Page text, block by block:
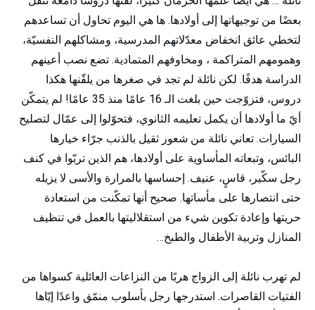
بعضًا من توجيهاتها إلى أولادها. ها هي اليوم تحاول أن تساعدهم
لتخطي عائق انخفاض معدّلاتهم المدرسية، ومشاكلهم النفسيّة،
وهمومهم المتراكمة ، ومخاوفهم المتمادية. تضع نصب أعينهم
الدراسة هدفًا. لكن نائلة لم تجد في صغرها من يلقّنها هكذا
دروس، فتزوّجت حين بلغت الـ 16 عامًا منذ 35 عامًا! لم يتمكّن
أيّ ما أولادها أن يكمل تعليمه الثانوي، فتحوّلوا إلى عمّال لتصليح
السيارات. تعاني نائلة من شعور ثقيل بالذنب جرّاء خيارها
البائس، وتبعاته المأساوية على أولادها، هم الذين تربّوا في كنف
رجل سكّير، قاسٍ، عنيف. إحساسها بالمرارة والأسى لا يزيله
حتى انتصارها على مأساتها. صحيح أنها تمكّنت من استعادة
حريتها وإعادة تكوين شيء من استقلاليتها بالعمل في تنظيف
المنازل وتربية الأطفال والطبخ…
لم تهرب نائلة إلى الزواج هربًا من النزاعات العائلية كسواها من
الفتيات القاصرات. استدرجها رجل بأسلوب منمّق واعدًا إيّاها